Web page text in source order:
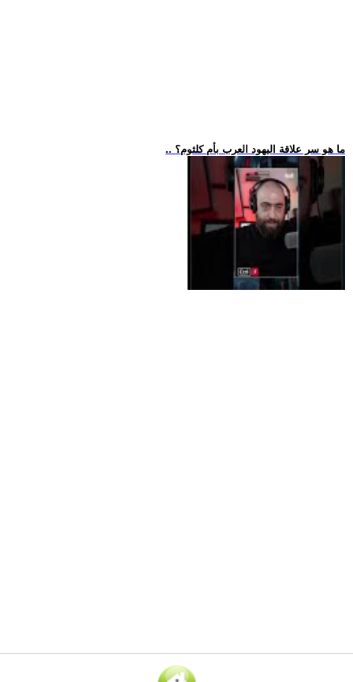
.. ما هو سر علاقة اليهود العرب بأم كلثوم؟